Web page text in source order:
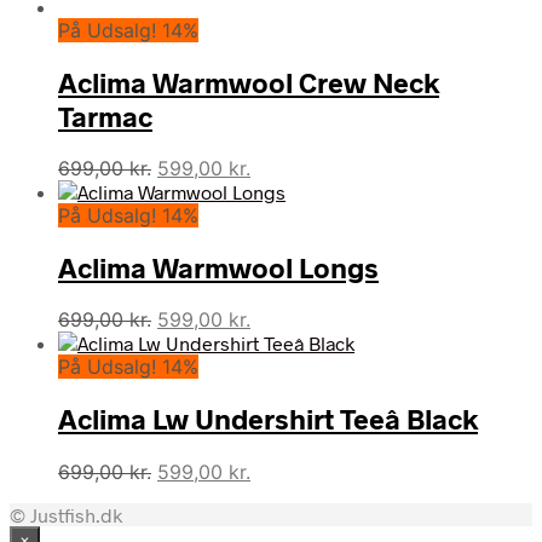
På Udsalg! 14%
Aclima Warmwool Crew Neck
Tarmac
699,00kr. Den
oprindelige
pris
699,00 kr..
599,00 kr.
aktuelle
599,00 kr..
På Udsalg! 14%
Aclima Warmwool Longs
699,00kr. Den
oprindelige
pris
699,00 kr..
599,00 kr.
aktuelle
599,00 kr..
På Udsalg! 14%
Aclima Lw Undershirt Teeâ Black
699,00kr. Den
599,00 kr.
© Justfish.dk